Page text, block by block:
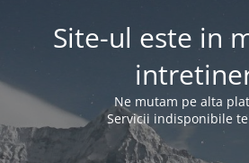
Site-ul este in
Ne mutam pe alta
Servicii indisponibile